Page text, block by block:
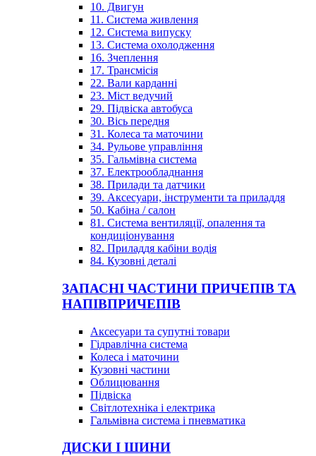
10. Двигун
11. Система живлення
12. Система випуску
13. Система охолодження
16. Зчеплення
17. Трансмісія
22. Вали карданні
23. Міст ведучий
29. Підвіска автобуса
30. Вісь передня
31. Колеса та маточини
34. Рульове управління
35. Гальмівна система
37. Електрообладнання
38. Прилади та датчики
39. Аксесуари, інструменти та приладдя
50. Кабіна / салон
81. Система вентиляції, опалення та
кондиціонування
82. Приладдя кабіни водія
84. Кузовні деталі
ЗАПАСНІ ЧАСТИНИ ПРИЧЕПІВ ТА
НАПІВПРИЧЕПІВ
Аксесуари та супутні товари
Гідравлічна система
Колеса і маточини
Кузовні частини
Облицювання
Підвіска
Світлотехніка і електрика
Гальмівна система і пневматика
ДИСКИ І ШИНИ